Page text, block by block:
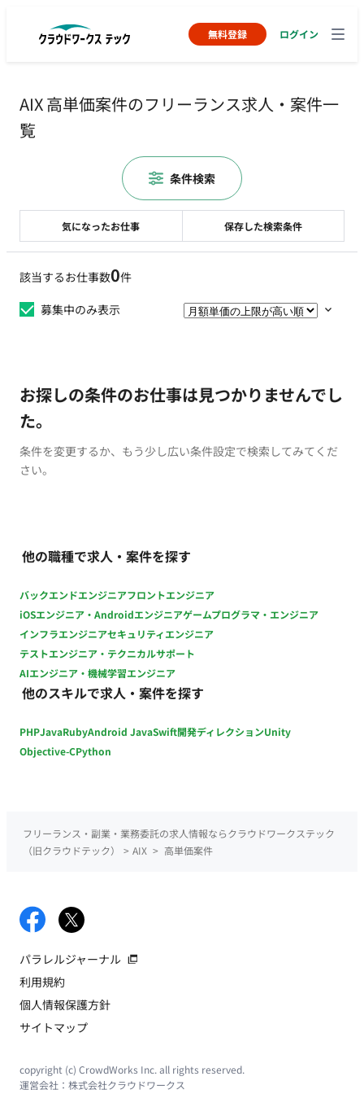
無料登録 ログイン
AIX 高単価案件のフリーランス求人・案件一
覧
該当するお仕事数0件
募集中のみ表示
お探しの条件のお仕事は見つかりませんでし
た。
条件を変更するか、もう少し広い条件設定で検索してみてくだ
さい。
他の職種で求人・案件を探す
バックエンドエンジニアフロントエンジニア
iOSエンジニア・Androidエンジニアゲームプログラマ・エンジニア
インフラエンジニアセキュリティエンジニア
テストエンジニア・テクニカルサポート
AIエンジニア・機械学習エンジニア
他のスキルで求人・案件を探す
PHPJavaRubyAndroid JavaSwift開発ディレクションUnity
Objective-CPython
気になったお仕事 保存した検索条件
条件検索
フリーランス・副業・業務委託の求人情報ならクラウドワークステック
（旧クラウドテック）
> AIX > 高単価案件
パラレルジャーナル
利用規約
個人情報保護方針
サイトマップ
copyright (c) CrowdWorks Inc. all rights reserved.
運営会社： 株式会社クラウドワークス